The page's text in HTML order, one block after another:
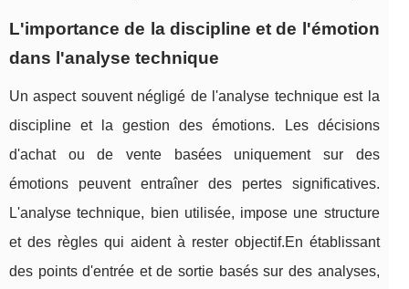
L'importance de la discipline et de l'émotion
dans l'analyse technique
Un aspect souvent négligé de l'analyse technique est la
discipline et la gestion des émotions. Les décisions
d'achat ou de vente basées uniquement sur des
émotions peuvent entraîner des pertes significatives.
L'analyse technique, bien utilisée, impose une structure
et des règles qui aident à rester objectif.En établissant
des points d'entrée et de sortie basés sur des analyses,